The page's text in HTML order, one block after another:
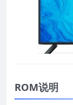
ROM说明